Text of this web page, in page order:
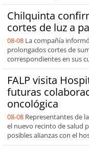
Chilquinta
cortes de luz a
08-08 La compañía
prolongados cortes de
correspondientes en sus
FALP visita
futuras
oncológica
08-08 Representantes de
el nuevo recinto de salud
posibles alianzas con el